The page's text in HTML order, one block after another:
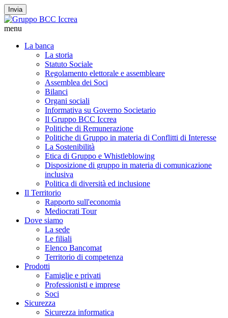
Invia
menu
La banca
La storia
Statuto Sociale
Regolamento elettorale e assembleare
Assemblea dei Soci
Bilanci
Organi sociali
Informativa su Governo Societario
Il Gruppo BCC Iccrea
Politiche di Remunerazione
Politiche di Gruppo in materia di Conflitti di Interesse
La Sostenibilità
Etica di Gruppo e Whistleblowing
Disposizione di gruppo in materia di comunicazione
inclusiva
Politica di diversità ed inclusione
Il Territorio
Rapporto sull'economia
Mediocrati Tour
Dove siamo
La sede
Le filiali
Elenco Bancomat
Territorio di competenza
Prodotti
Famiglie e privati
Professionisti e imprese
Soci
Sicurezza
Sicurezza informatica